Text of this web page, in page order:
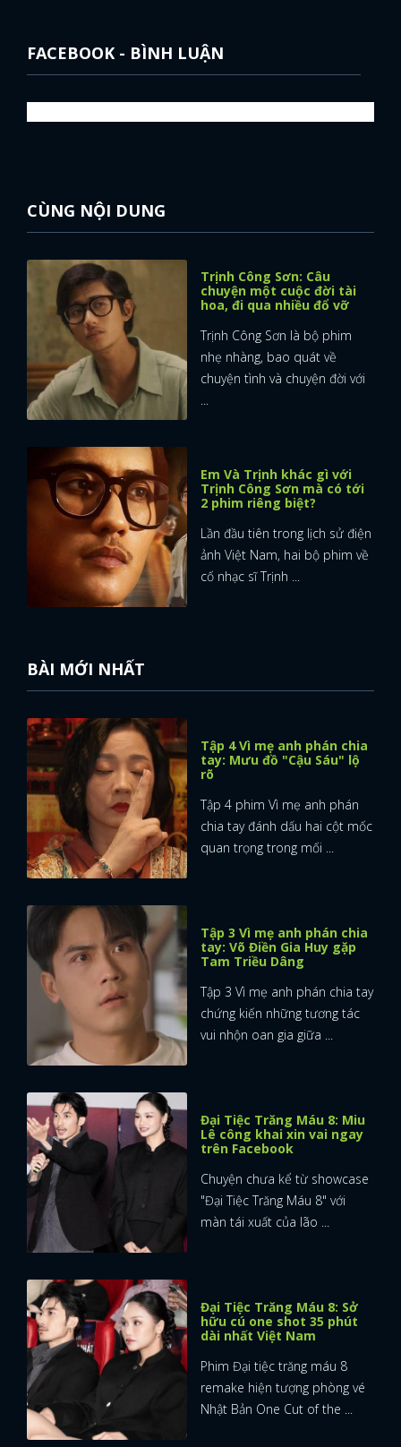
FACEBOOK - BÌNH LUẬN
CÙNG NỘI DUNG
Trịnh Công Sơn: Câu
chuyện một cuộc đời tài
hoa, đi qua nhiều đổ vỡ
Trịnh Công Sơn là bộ phim
nhẹ nhàng, bao quát về
chuyện tình và chuyện đời với
...
Em Và Trịnh khác gì với
Trịnh Công Sơn mà có tới
2 phim riêng biệt?
Lần đầu tiên trong lịch sử điện
ảnh Việt Nam, hai bộ phim về
cố nhạc sĩ Trịnh ...
BÀI MỚI NHẤT
Tập 4 Vì mẹ anh phán chia
tay: Mưu đồ "Cậu Sáu" lộ
rõ
Tập 4 phim Vì mẹ anh phán
chia tay đánh dấu hai cột mốc
quan trọng trong mối ...
Tập 3 Vì mẹ anh phán chia
tay: Võ Điền Gia Huy gặp
Tam Triều Dâng
Tập 3 Vì mẹ anh phán chia tay
chứng kiến những tương tác
vui nhộn oan gia giữa ...
Đại Tiệc Trăng Máu 8: Miu
Lê công khai xin vai ngay
trên Facebook
Chuyện chưa kể từ showcase
"Đại Tiệc Trăng Máu 8" với
màn tái xuất của lão ...
Đại Tiệc Trăng Máu 8: Sở
hữu cú one shot 35 phút
dài nhất Việt Nam
Phim Đại tiệc trăng máu 8
remake hiện tượng phòng vé
Nhật Bản One Cut of the ...